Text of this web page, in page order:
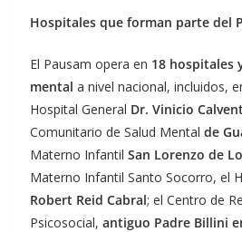
Hospitales que forman parte del
El Pausam opera en 18 hospitales
mental a nivel nacional, incluidos,
Hospital General Dr. Vinicio
Comunitario de Salud Mentalde
Materno InfantilSan Lorenzo de
Materno Infantil Santo Socorro, el
Robert Reid Cabral; el Centro de
Psicosocial,antiguo Padre Billini